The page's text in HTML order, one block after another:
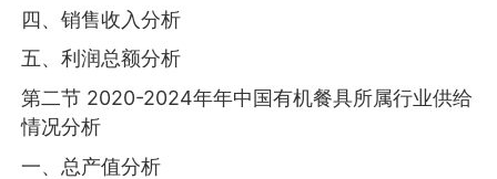
四、销售收入分析
五、利润总额分析
第二节 2020-2024年年中国有机餐具所属行业供给
情况分析
一、总产值分析